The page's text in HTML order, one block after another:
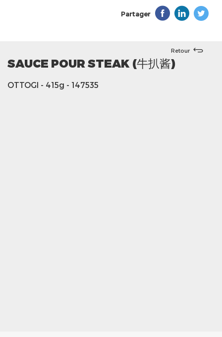
Partager
Retour
SAUCE POUR STEAK (牛扒酱)
OTTOGI - 415g - 147535